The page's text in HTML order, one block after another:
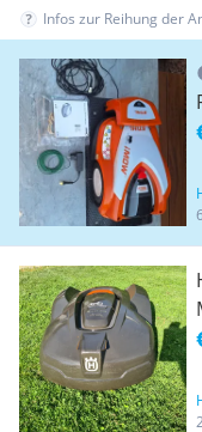
Infos zur Reihung der